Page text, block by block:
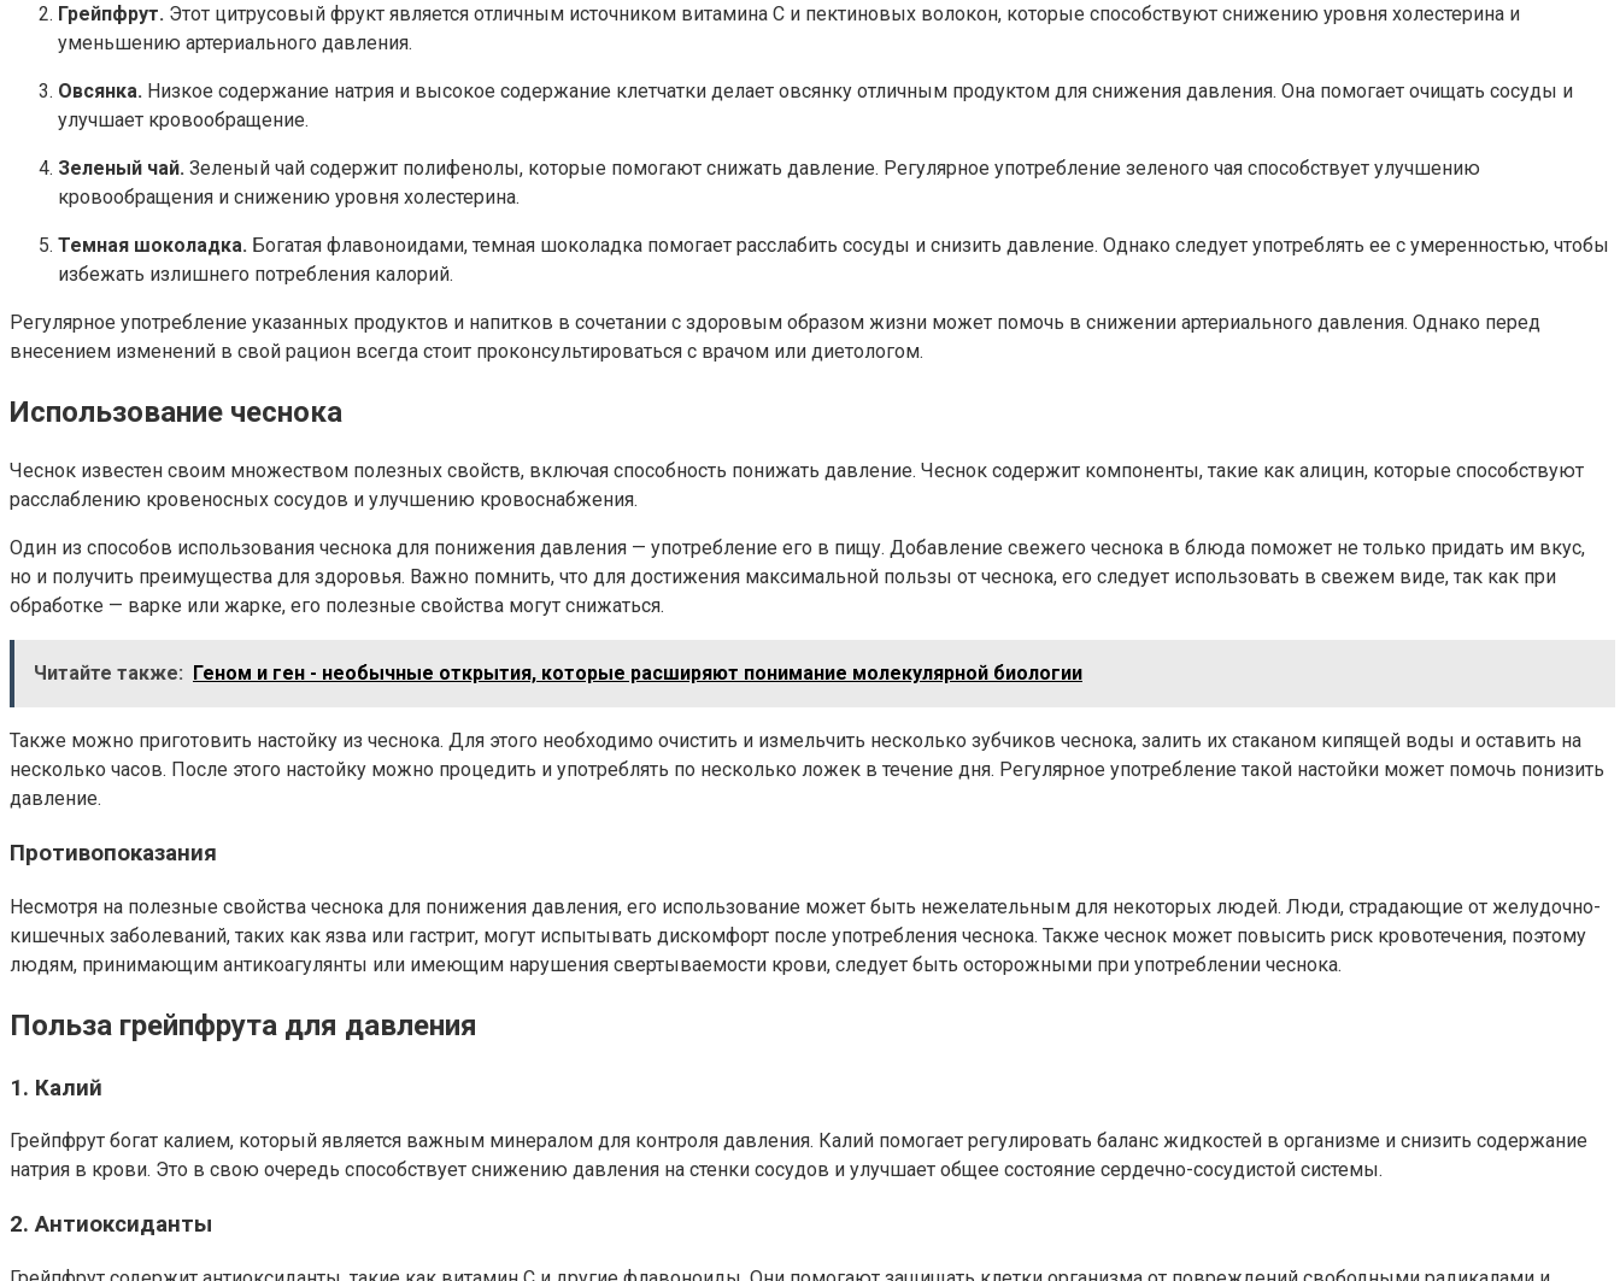
Грейпфрут. Этот цитрусовый фрукт является отличным источником витамина С и пектиновых волокон, которые способствуют снижению уровня холестерина и
уменьшению артериального давления.
Овсянка. Низкое содержание натрия и высокое содержание клетчатки делает овсянку отличным продуктом для снижения давления. Она помогает очищать сосуды и
улучшает кровообращение.
Зеленый чай. Зеленый чай содержит полифенолы, которые помогают снижать давление. Регулярное употребление зеленого чая способствует улучшению
кровообращения и снижению уровня холестерина.
Темная шоколадка. Богатая флавоноидами, темная шоколадка помогает расслабить сосуды и снизить давление. Однако следует употреблять ее с умеренностью, чтобы
избежать излишнего потребления калорий.
Регулярное употребление указанных продуктов и напитков в сочетании с здоровым образом жизни может помочь в снижении артериального давления. Однако перед
внесением изменений в свой рацион всегда стоит проконсультироваться с врачом или диетологом.
Использование чеснока
Чеснок известен своим множеством полезных свойств, включая способность понижать давление. Чеснок содержит компоненты, такие как алицин, которые способствуют
расслаблению кровеносных сосудов и улучшению кровоснабжения.
Один из способов использования чеснока для понижения давления — употребление его в пищу. Добавление свежего чеснока в блюда поможет не только придать им вкус,
но и получить преимущества для здоровья. Важно помнить, что для достижения максимальной пользы от чеснока, его следует использовать в свежем виде, так как при
обработке — варке или жарке, его полезные свойства могут снижаться.
Читайте также: Геном и ген - необычные открытия, которые расширяют понимание молекулярной биологии
Также можно приготовить настойку из чеснока. Для этого необходимо очистить и измельчить несколько зубчиков чеснока, залить их стаканом кипящей воды и оставить на
несколько часов. После этого настойку можно процедить и употреблять по несколько ложек в течение дня. Регулярное употребление такой настойки может помочь понизить
давление.
Противопоказания
Несмотря на полезные свойства чеснока для понижения давления, его использование может быть нежелательным для некоторых людей. Люди, страдающие от желудочно-
кишечных заболеваний, таких как язва или гастрит, могут испытывать дискомфорт после употребления чеснока. Также чеснок может повысить риск кровотечения, поэтому
людям, принимающим антикоагулянты или имеющим нарушения свертываемости крови, следует быть осторожными при употреблении чеснока.
Польза грейпфрута для давления
1. Калий
Грейпфрут богат калием, который является важным минералом для контроля давления. Калий помогает регулировать баланс жидкостей в организме и снизить содержание
натрия в крови. Это в свою очередь способствует снижению давления на стенки сосудов и улучшает общее состояние сердечно-сосудистой системы.
2. Антиоксиданты